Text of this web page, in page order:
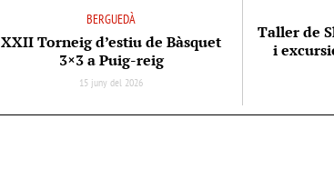
BERGUEDÀ
XXII Torneig d’estiu de Bàsquet
3×3 a Puig-reig
15 juny del 2026
Taller de
i